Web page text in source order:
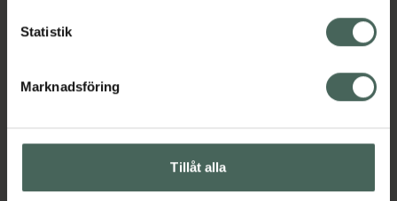
Statistik
Marknadsföring
Tillåt alla
syd till Lappland i norr, och online i mobilen och på
hjälpa just dig att må lite bättre. Välkommen att prata
Kundservice
Vanliga frågor